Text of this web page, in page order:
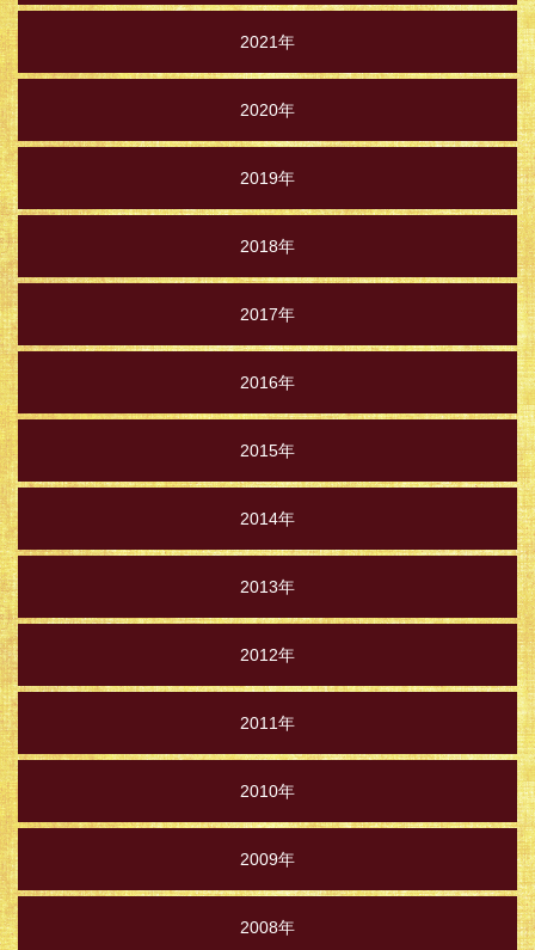
2021年
2020年
2019年
2018年
2017年
2016年
2015年
2014年
2013年
2012年
2011年
2010年
2009年
2008年